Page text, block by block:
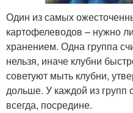
Один из самых
картофелеводов – нужно
хранением. Одна группа
нельзя, иначе клубни
советуют мыть клубни,
дольше. У каждой из групп
всегда, посредине.